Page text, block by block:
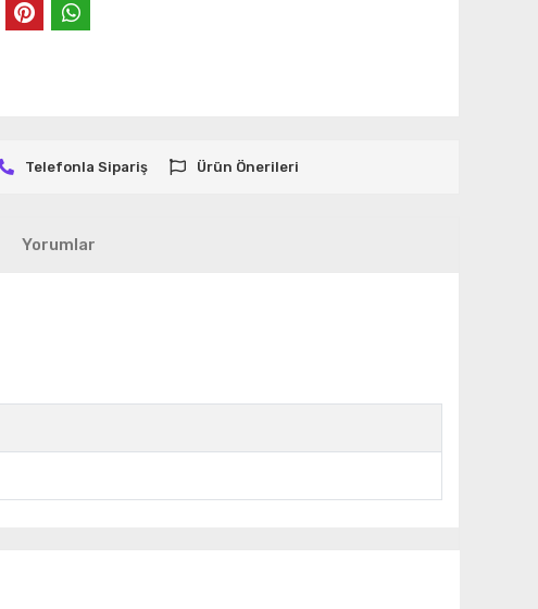
Telefonla Sipariş Ürün Önerileri
Yorumlar